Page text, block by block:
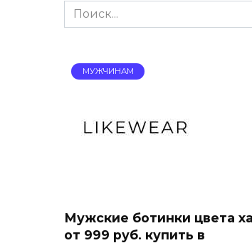
Search
for:
МУЖЧИНАМ
Мужские ботинки цвета
от 999 руб. купить в